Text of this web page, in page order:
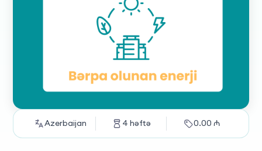
Azerbaijan 4 həftə 0.00 ₼